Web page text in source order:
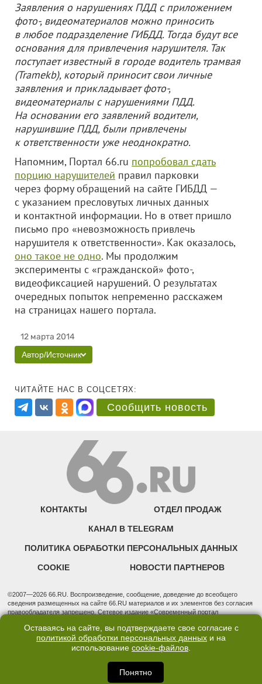
Заявления о нарушениях ПДД с приложением
фото-, видеоматериалов можно приносить
в любое подразделение ГИБДД. Тогда будут все
основания для привлечения нарушителя. Так
поступает известный в городе водитель трамвая
(Tramekb), который приносит свои личные
заявления и прикладывает фото-,
видеоматериалы с нарушениями ПДД.
На основании его заявлений водители,
нарушившие ПДД, были привлечены
к ответственности уже неоднократно.
Напомним, Портал 66.ru попробовал сдать
порцию нарушителей правил парковки
через форму обращений на сайте ГИБДД —
с указанием пресловутых личных данных
и контактной информации. Но в ответ пришло
письмо про «невозможность привлечь
нарушителя к ответственности». Как оказалось,
оно такое не одно. Мы продолжим
эксперименты с «гражданской» фото-,
видеофиксацией нарушений. О результатах
очередных попыток непременно расскажем
на страницах нашего портала.
12 марта 2014
Автор/Источник
ЧИТАЙТЕ НАС В СОЦСЕТЯХ:
Сообщить новость
КОНТАКТЫ ОТДЕЛ ПРОДАЖ
КАНАЛ В TELEGRAM
ПОЛИТИКА ОБРАБОТКИ ПЕРСОНАЛЬНЫХ ДАННЫХ
COOKIE НОВОСТИ ПАРТНЕРОВ
©2007—2026 66.RU. Воспроизведение, сообщение, доведение до всеобщего
сведения размещенных на сайте 66.RU материалов и их элементов без согласия
правообладателя запрещено. Сетевое издание «Современный портал
надзору в сфере связи, информационных технологий и массовых коммуникаций
(Роскомнадзор). Регистрационный номер ЭЛ № ФС 77 - 76634 от 02.09.2019
Учредитель: Общество с ограниченной ответственностью "66.ру". Юридический
3, оф. 7015 Фактический адрес редакции и отдела продаж: 620014, Свердловская
обл., г. Екатеринбург, ул. Бориса Ельцина, д. 3, оф. 7015, +7 (343) 288-50-66
info@news.66.ru Главный редактор: Шлыков Дмитрий Владимирович
Оставаясь на сайте, вы подтверждаете свое согласие с
политикой обработки персональных данных и на
использование cookie-файлов.
Понятно